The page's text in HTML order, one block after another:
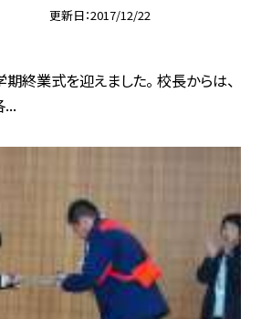
更新日 2017/12/22
学期終業式を迎えました。 校長からは、
...